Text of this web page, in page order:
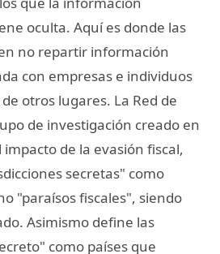
oculta. Aquí es donde las
no repartir información
con empresas e individuos
otros lugares. La Red de
de investigación creado en
de la evasión fiscal,
secretas" como
"paraísos fiscales", siendo
Asimismo define las
como países que